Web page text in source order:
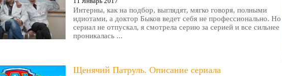
Интерны, как на подбор, выглядят, мягко говоря, полными
идиотами, а доктор Быков ведет себя не профессионально. Но
сериал не отпускал, я смотрела серию за серией и все сильнее
проникалась ...
Щенячий Патруль. Описание сериала